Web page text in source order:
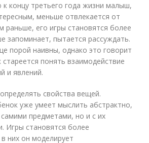
концу третьего года жизни малыш,
меньше отвлекается от
раньше, его игры становятся более
запоминает, пытается рассуждать.
порой наивны, однако это говорит
понять взаимодействие
и явлений.
свойства вещей.
уже умеет мыслить абстрактно,
предметами, но и с их
Игры становятся более
них он моделирует